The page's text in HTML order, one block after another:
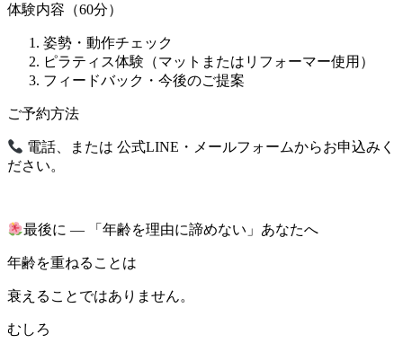
体験内容（60分）
姿勢・動作チェック
ピラティス体験（マットまたはリフォーマー使用）
フィードバック・今後のご提案
ご予約方法
電話、または 公式LINE・メールフォームからお申込みく
ださい。
最後に ― 「年齢を理由に諦めない」あなたへ
年齢を重ねることは
衰えることではありません。
むしろ